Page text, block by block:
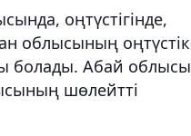
оңтүстігінде,
облысының
болады. Абай
шөлейтті